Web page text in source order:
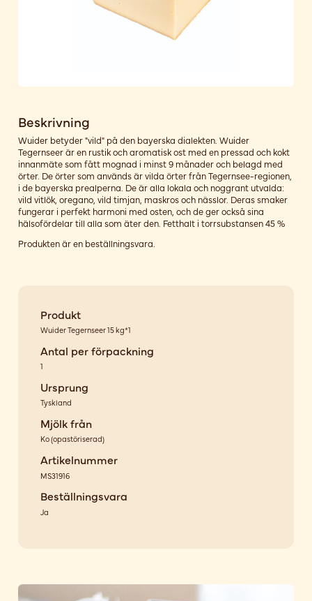
Beskrivning
Wuider betyder "vild" på den bayerska dialekten. Wuider
Tegernseer är en rustik och aromatisk ost med en pressad och kokt
innanmäte som fått mognad i minst 9 månader och belagd med
örter. De örter som används är vilda örter från Tegernsee-regionen,
i de bayerska prealperna. De är alla lokala och noggrant utvalda:
vild vitlök, oregano, vild timjan, maskros och nässlor. Deras smaker
fungerar i perfekt harmoni med osten, och de ger också sina
hälsofördelar till alla som äter den. Fetthalt i torrsubstansen 45 %
Produkten är en beställningsvara.
Produkt
Wuider Tegernseer 15 kg*1
Antal per förpackning
1
Ursprung
Tyskland
Mjölk från
Ko(opastöriserad)
Artikelnummer
MS31916
Beställningsvara
Ja